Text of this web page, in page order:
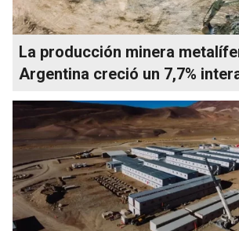
La producción minera
Argentina creció un 7,7%